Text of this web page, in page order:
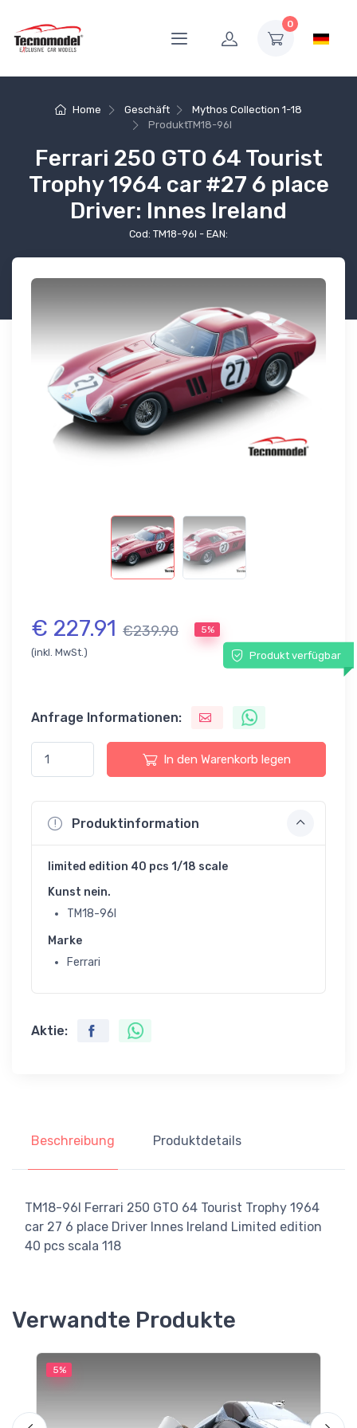
0
Home Geschäft
Mythos Collection 1-18
ProduktTM18-96I
Ferrari 250 GTO 64 Tourist
Trophy 1964 car #27 6 place
Driver: Innes Ireland
Cod: TM18-96I - EAN:
€ 227.91 €239.90 5%
(inkl. MwSt.) Produkt verfügbar
Anfrage Informationen:
In den Warenkorb legen
Produktinformation
limited edition 40 pcs 1/18 scale
Kunst nein.
TM18-96I
Marke
Ferrari
Aktie:
Beschreibung Produktdetails
TM18-96I Ferrari 250 GTO 64 Tourist Trophy 1964
car 27 6 place Driver Innes Ireland Limited edition
40 pcs scala 118
Verwandte Produkte
5%